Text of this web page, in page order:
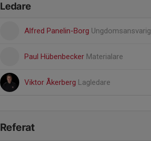
Ledare
Alfred Panelin-Borg Ungdomsansvarig
Paul Hübenbecker Materialare
Viktor Åkerberg Lagledare
Referat